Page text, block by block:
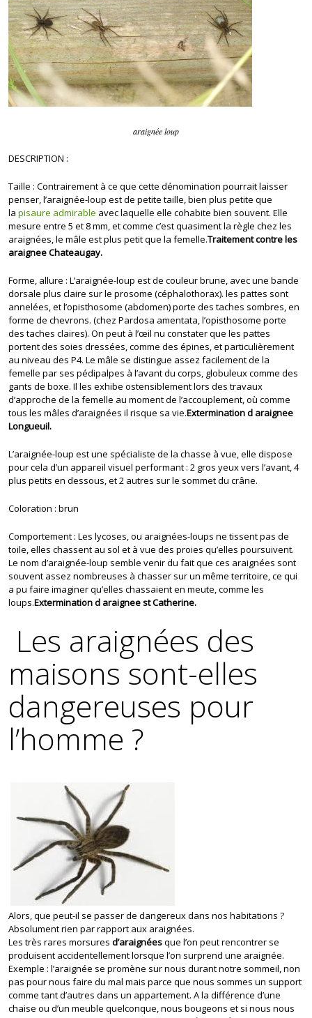
araignée loup
DESCRIPTION :
Taille : Contrairement à ce que cette dénomination pourrait laisser
penser, l’araignée-loup est de petite taille, bien plus petite que
lapisaure admirable avec laquelle elle cohabite bien souvent. Elle
mesure entre 5 et 8 mm, et comme c’est quasiment la règle chez les
araignées, le mâle est plus petit que la femelle.Traitement contre les
araignee Chateaugay.
Forme, allure : L’araignée-loup est de couleur brune, avec une bande
dorsale plus claire sur le prosome (céphalothorax). les pattes sont
annelées, et l’opisthosome (abdomen) porte des taches sombres, en
forme de chevrons. (chez Pardosa amentata, l’opisthosome porte
des taches claires). On peut à l’œil nu constater que les pattes
portent des soies dressées, comme des épines, et particulièrement
au niveau des P4. Le mâle se distingue assez facilement de la
femelle par ses pédipalpes à l’avant du corps, globuleux comme des
gants de boxe. Il les exhibe ostensiblement lors des travaux
d’approche de la femelle au moment de l’accouplement, où comme
tous les mâles d’araignées il risque sa vie.Extermination d araignee
Longueuil.
L’araignée-loup est une spécialiste de la chasse à vue, elle dispose
pour cela d’un appareil visuel performant : 2 gros yeux vers l’avant, 4
plus petits en dessous, et 2 autres sur le sommet du crâne.
Coloration : brun
Comportement : Les lycoses, ou araignées-loups ne tissent pas de
toile, elles chassent au sol et à vue des proies qu’elles poursuivent.
Le nom d’araignée-loup semble venir du fait que ces araignées sont
souvent assez nombreuses à chasser sur un même territoire, ce qui
a pu faire imaginer qu’elles chassaient en meute, comme les
loups.Extermination d araignee st Catherine.
Les araignées des
maisons sont-elles
dangereuses pour
l’homme ?
Alors, que peut-il se passer de dangereux dans nos habitations ?
Absolument rien par rapport aux araignées.
Les très rares morsuresd’araignéesque l’on peut rencontrer se
produisent accidentellement lorsque l’on surprend une araignée.
Exemple : l’araignée se promène sur nous durant notre sommeil, non
pas pour nous faire du mal mais parce que nous sommes un support
comme tant d’autres dans un appartement. A la différence d’une
chaise ou d’un meuble quelconque, nous bougeons et si nous nous